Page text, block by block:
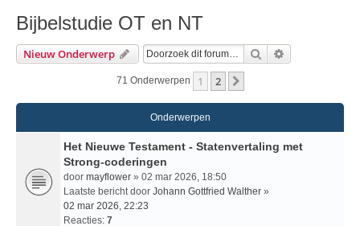
Bijbelstudie OT en NT
Nieuw Onderwerp Zoek
71 Onderwerpen 1 2
Onderwerpen
Het Nieuwe Testament - Statenvertaling met
Strong-coderingen
door mayflower » 02 mar 2026, 18:50
Laatste bericht door Johann Gottfried Walther »
02 mar 2026, 22:23
Reacties: 7